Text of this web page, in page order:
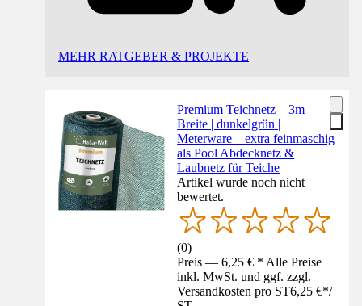
MEHR RATGEBER & PROJEKTE
Premium Teichnetz – 3m
Breite | dunkelgrün |
Meterware – extra feinmaschig
als Pool Abdecknetz &
Laubnetz für Teiche
Artikel wurde noch nicht
bewertet.
(0)
Preis — 6,25 € * Alle Preise
inkl. MwSt. und ggf. zzgl.
Versandkosten pro ST6,25 €*/